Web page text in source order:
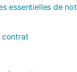
essentielles de
contrat